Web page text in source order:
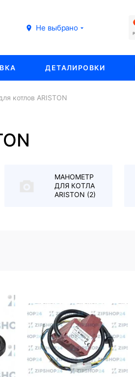
Не выбрано
ДЕТАЛИРОВКИ
котлов ARISTON
МАНОМЕТР
ДЛЯ КОТЛА
ARISTON (2)